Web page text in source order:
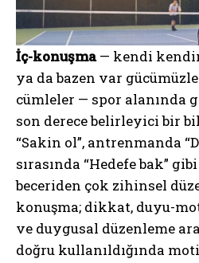
İç-konuşma— kendi
ya da bazen var gücümüzle
cümleler — spor alanında
son derece belirleyici bir
“Sakin ol”, antrenmanda
sırasında “Hedefe bak”
beceriden çok zihinsel
konuşma; dikkat, duyu-
ve duygusal düzenleme
doğru kullanıldığında